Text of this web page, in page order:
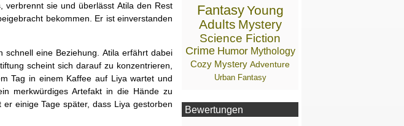
sie und überlässt Atila den Rest
bekommen. Er ist einverstanden
schnell eine Beziehung. Atila erfährt dabei
scheint sich darauf zu konzentrieren,
Tag in einem Kaffee auf Liya wartet und
merkwürdiges Artefakt in die Hände zu
einige Tage später, dass Liya gestorben
FantasyYoung
Adults Mystery
Science Fiction
Crime Humor Mythology
Cozy Mystery Adventure
Urban Fantasy
Bewertungen